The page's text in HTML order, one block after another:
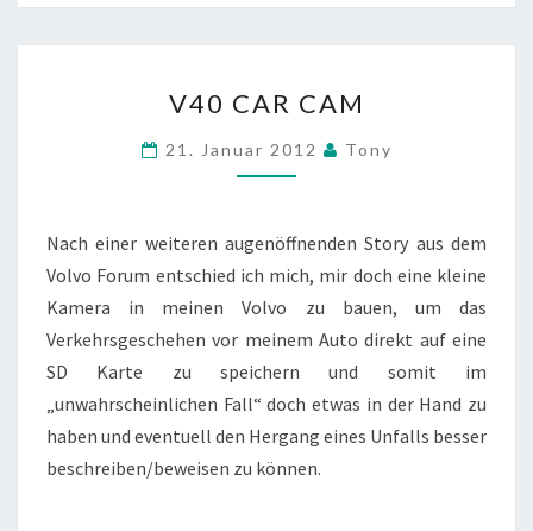
CAR
CAM
V40 CAR CAM
21. Januar 2012 Tony
Nach einer weiteren augenöffnenden Story aus dem
Volvo Forum entschied ich mich, mir doch eine kleine
Kamera in meinen Volvo zu bauen, um das
Verkehrsgeschehen vor meinem Auto direkt auf eine
SD Karte zu speichern und somit im
„unwahrscheinlichen Fall“ doch etwas in der Hand zu
haben und eventuell den Hergang eines Unfalls besser
beschreiben/beweisen zu können.